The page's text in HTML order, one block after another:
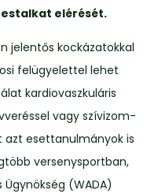
elérését.
jelentős kockázatokkal
felügyelettel lehet
kardiovaszkuláris
vagy szívizom-
esettanulmányok is
versenysportban,
(WADA)